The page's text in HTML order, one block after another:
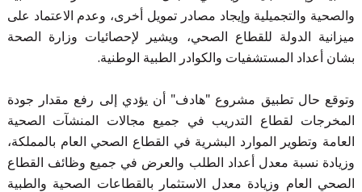
والصحية والتجميلية وإيجاد مصادر تمويل أخرى، وعدم الاعتماد على
ميزانية الدولة للقطاع الصحي، ويشير لإحصائيات وزارة الصحة
بشان أعداد المستشفيات والكوادر الطبية الوطنية.
وتوقع حال تطبيق مشروع "هادف" أن يؤدي إلى رفع مقدار جودة
المخرجات لقطاع التدريب في جميع مجالات المنشآت الصحية
العامة وتطوير الموارد البشرية في القطاع الصحي العام بالمملكة،
وزيادة نسبة معدل أعداد الطلب والعرض في جميع وظائف القطاع
الصحي العام وزيادة معدل الاستثمار بالقطاعات الصحية والطبية